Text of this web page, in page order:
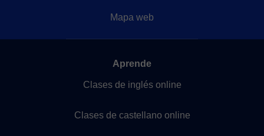
Mapa web
Aprende
Clases de inglés online
Clases de castellano online